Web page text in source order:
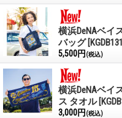
横浜DeNAベイ
バッグ
5,500円(税込)
横浜DeNAベイ
ス タオル
3,000円(税込)